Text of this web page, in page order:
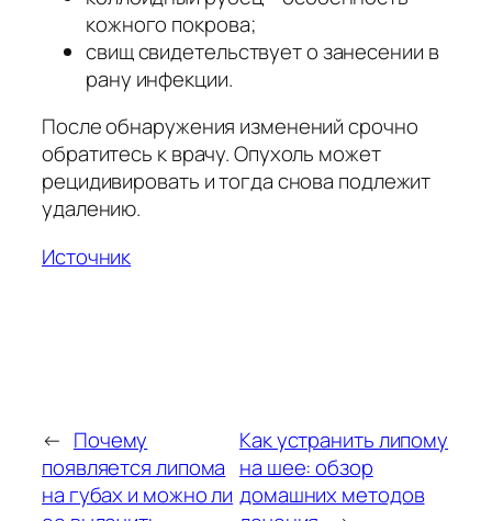
кожного покрова;
свищ свидетельствует о занесении в
рану инфекции.
После обнаружения изменений срочно
обратитесь к врачу. Опухоль может
рецидивировать и тогда снова подлежит
удалению.
Источник
← Почему
появляется липома
на губах и можно ли
Как устранить липому
на шее: обзор
домашних методов